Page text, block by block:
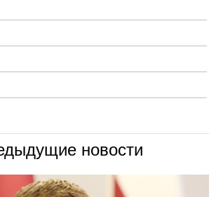
новости